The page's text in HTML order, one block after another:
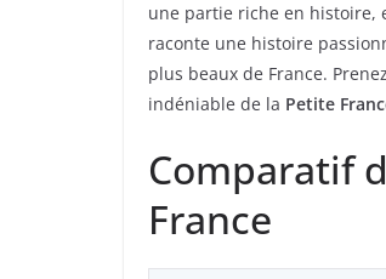
une partie riche en histoire,
raconte une histoire
plus beaux de France.
indéniable de la Petite
Comparatif
France